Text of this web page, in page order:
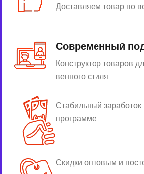
Доставляем товар по
Современный
Конструктор товаров
венного стиля
Стабильный
программе
Скидки оптовым и